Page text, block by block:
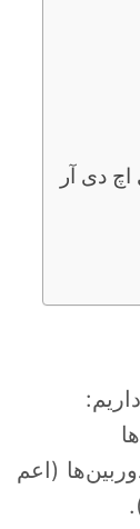
دی آر
(اعم